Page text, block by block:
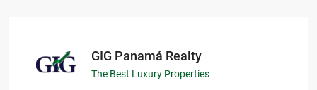
GIG Panamá Realty
The Best Luxury Properties